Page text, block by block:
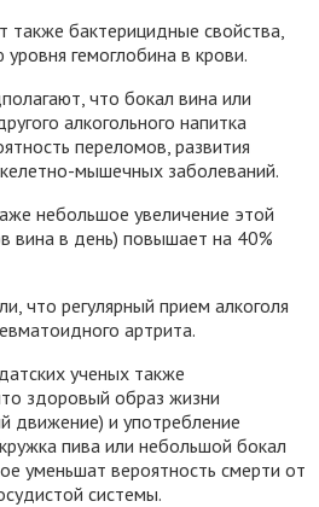
также бактерицидные свойства,
гемоглобина в крови.
что бокал вина или
алкогольного напитка
переломов, развития
мышечных заболеваний.
небольшое увеличение этой
вина в день) повышает на 40%
что регулярный прием алкоголя
артрита.
ученых также
здоровый образ жизни
движение) и употребление
пива или небольшой бокал
уменьшат вероятность смерти от
системы.